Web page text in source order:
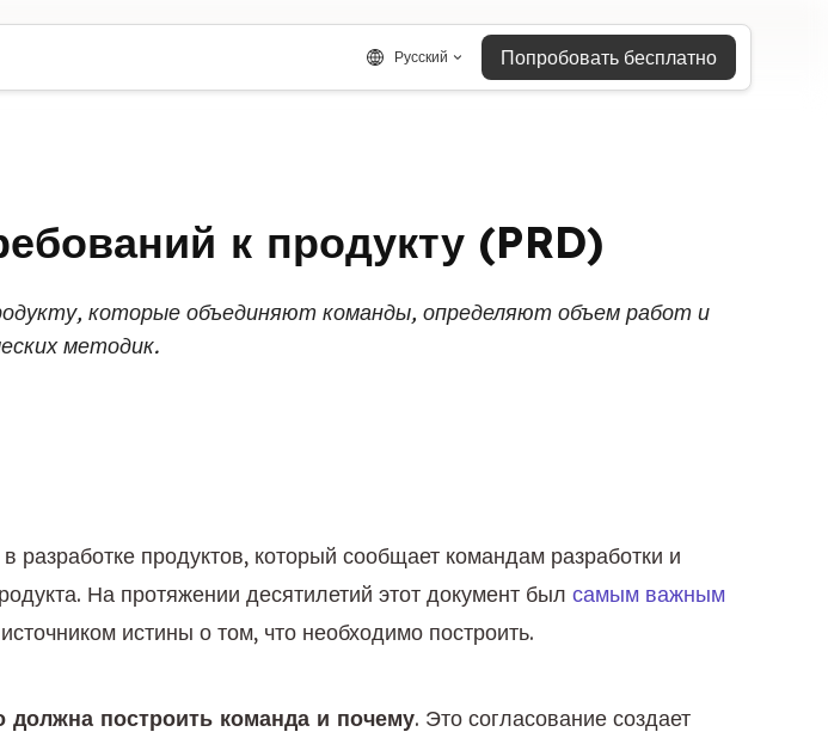
Русский Попробовать бесплатно
к продукту (PRD)
которые объединяют команды, определяют объем работ и
методик.
разработке продуктов, который сообщает командам разработки и
На протяжении десятилетий этот документ был самым важным
истины о том, что необходимо построить.
должна построить команда и почему. Это согласование создает